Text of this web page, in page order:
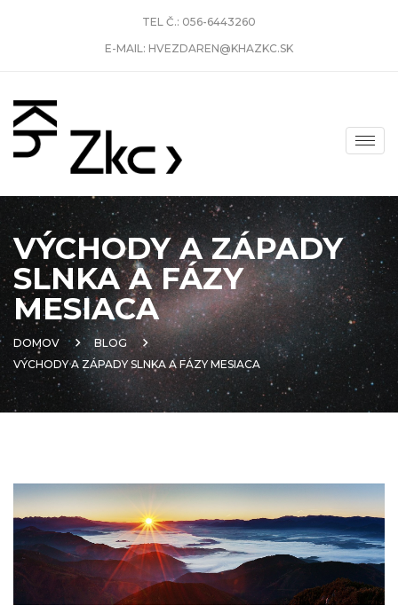
TEL Č.: 056-6443260
E-MAIL: HVEZDAREN@KHAZKC.SK
VÝCHODY A ZÁPADY
SLNKA A FÁZY
MESIACA
DOMOV
BLOG
VÝCHODY A ZÁPADY SLNKA A FÁZY MESIACA